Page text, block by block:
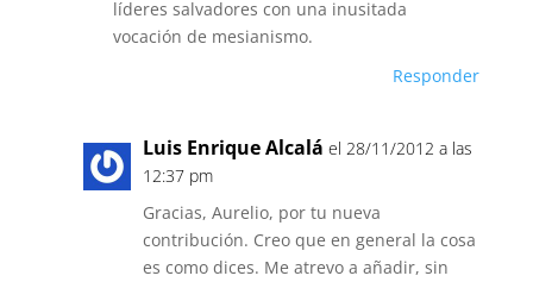
líderes salvadores con una inusitada
vocación de mesianismo.
Responder
Luis Enrique Alcalá el 28/11/2012 a las
12:37 pm
Gracias, Aurelio, por tu nueva
contribución. Creo que en general la cosa
es como dices. Me atrevo a añadir, sin